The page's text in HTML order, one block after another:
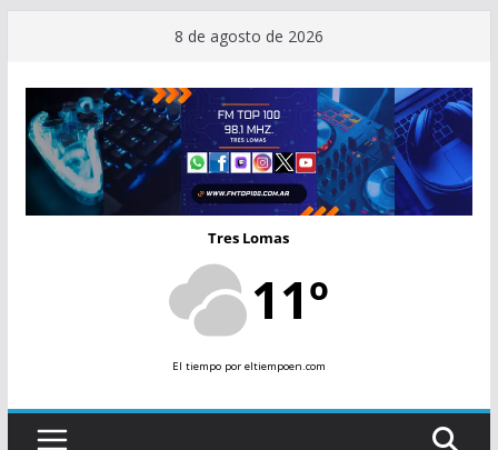
contenido
8 de agosto de 2026
Tres Lomas
11º
El tiempopor eltiempoen.com